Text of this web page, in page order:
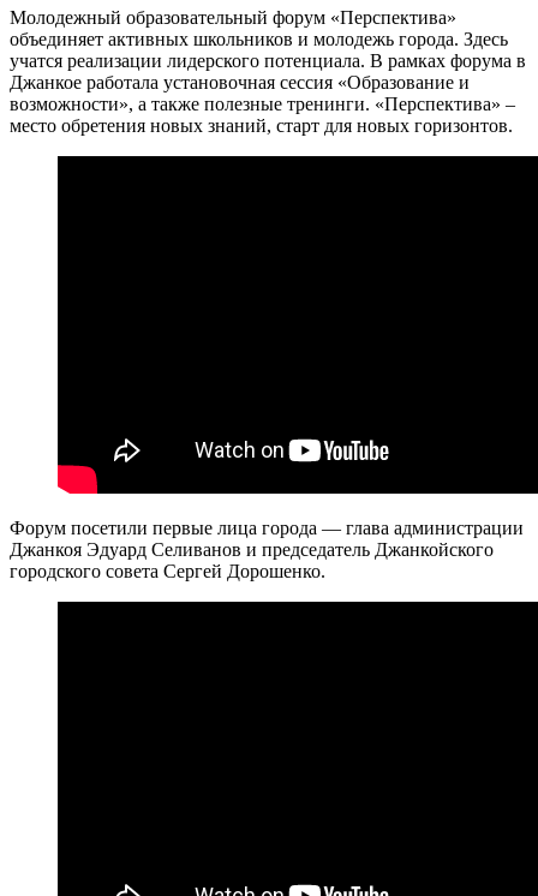
Молодежный образовательный форум «Перспектива»
объединяет активных школьников и молодежь города. Здесь
учатся реализации лидерского потенциала. В рамках форума в
Джанкое работала установочная сессия «Образование и
возможности», а также полезные тренинги. «Перспектива» –
место обретения новых знаний, старт для новых горизонтов.
Форум посетили первые лица города — глава администрации
Джанкоя Эдуард Селиванов и председатель Джанкойского
городского совета Сергей Дорошенко.